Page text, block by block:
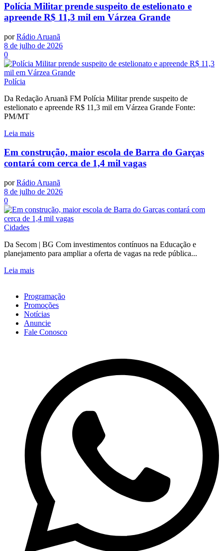
Polícia Militar prende suspeito de estelionato e
apreende R$ 11,3 mil em Várzea Grande
por Rádio Aruanã
8 de julho de 2026
0
Polícia
Da Redação Aruanã FM Polícia Militar prende suspeito de
estelionato e apreende R$ 11,3 mil em Várzea Grande Fonte:
PM/MT
Leia mais
Em construção, maior escola de Barra do Garças
contará com cerca de 1,4 mil vagas
por Rádio Aruanã
8 de julho de 2026
0
Cidades
Da Secom | BG Com investimentos contínuos na Educação e
planejamento para ampliar a oferta de vagas na rede pública...
Leia mais
Programação
Promoções
Notícias
Anuncie
Fale Conosco